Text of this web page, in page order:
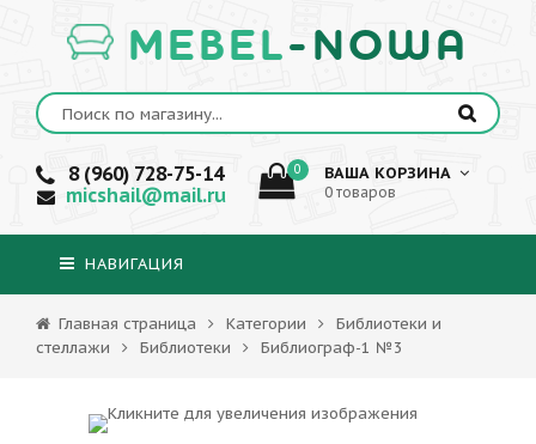
MEBEL-NOWA
8 (960) 728-75-14
micshail@mail.ru
0 ВАША КОРЗИНА
0 товаров
НАВИГАЦИЯ
Главная страница Категории
Библиотеки и
стеллажи
Библиотеки Библиограф-1 №3